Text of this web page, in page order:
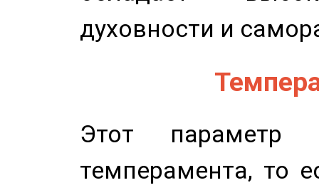
духовности и
Этот параметр
темперамента, то